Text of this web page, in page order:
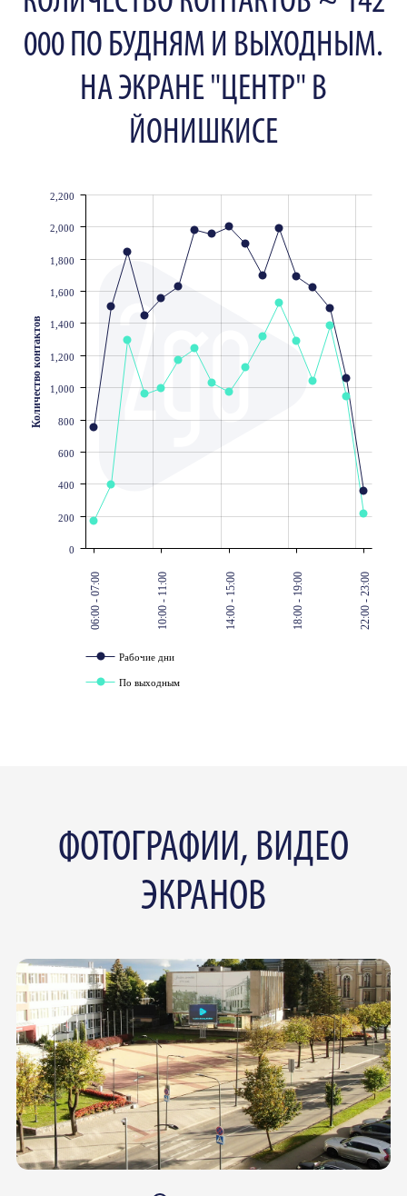
000 ПО БУДНЯМ И ВЫХОДНЫМ.
НА ЭКРАНЕ "ЦЕНТР" В
ЙОНИШКИСЕ
06:00 - 07:00 10:00 - 11:00 14:00 - 15:00 18:00 - 19:00 22:00 - 23:00
0
200
400
600
800
1,000
1,200
1,400
1,600
1,800
2,000
2,200
Количество контактов
Рабочие дни
По выходным
ФОТОГРАФИИ, ВИДЕО
ЭКРАНОВ